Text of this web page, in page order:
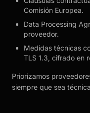
Comisión Europea.
Data Processing
proveedor.
Medidas técnicas
TLS 1.3, cifrado en
Priorizamos
siempre que sea